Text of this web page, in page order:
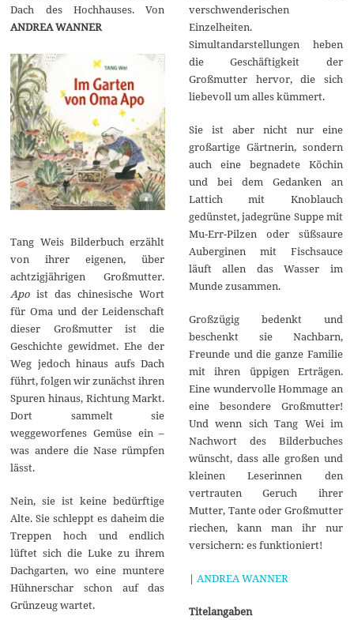
Dach des Hochhauses. Von
ANDREA WANNER
Tang Weis Bilderbuch erzählt
von ihrer eigenen, über
achtzigjährigen Großmutter.
Apoist das chinesische Wort
für Oma und der Leidenschaft
dieser Großmutter ist die
Geschichte gewidmet. Ehe der
Weg jedoch hinaus aufs Dach
führt, folgen wir zunächst ihren
Spuren hinaus, Richtung Markt.
Dort sammelt sie
weggeworfenes Gemüse ein –
was andere die Nase rümpfen
lässt.
Nein, sie ist keine bedürftige
Alte. Sie schleppt es daheim die
Treppen hoch und endlich
lüftet sich die Luke zu ihrem
Dachgarten, wo eine muntere
Hühnerschar schon auf das
Grünzeug wartet.
verschwenderischen
Einzelheiten.
Simultandarstellungen heben
die Geschäftigkeit der
Großmutter hervor, die sich
liebevoll um alles kümmert.
Sie ist aber nicht nur eine
großartige Gärtnerin, sondern
auch eine begnadete Köchin
und bei dem Gedanken an
Lattich mit Knoblauch
gedünstet, jadegrüne Suppe mit
Mu-Err-Pilzen oder süßsaure
Auberginen mit Fischsauce
läuft allen das Wasser im
Munde zusammen.
Großzügig bedenkt und
beschenkt sie Nachbarn,
Freunde und die ganze Familie
mit ihren üppigen Erträgen.
Eine wundervolle Hommage an
eine besondere Großmutter!
Und wenn sich Tang Wei im
Nachwort des Bilderbuches
wünscht, dass alle großen und
kleinen Leserinnen den
vertrauten Geruch ihrer
Mutter, Tante oder Großmutter
riechen, kann man ihr nur
versichern: es funktioniert!
| ANDREA WANNER
Titelangaben